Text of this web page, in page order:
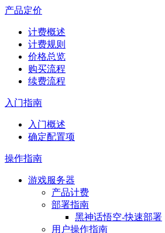
产品定价
计费概述
计费规则
价格总览
购买流程
续费流程
入门指南
入门概述
确定配置项
操作指南
游戏服务器
产品计费
部署指南
黑神话悟空-快速部署
用户操作指南